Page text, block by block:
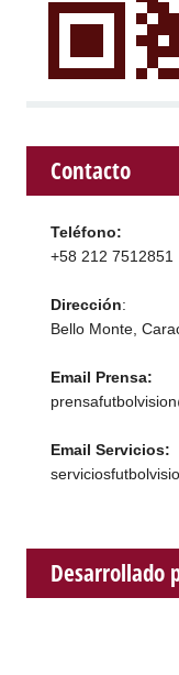
Contacto
Teléfono:
+58 212 7512851
Dirección:
Bello Monte,
Email Prensa:
Email Servicios:
Desarrollado